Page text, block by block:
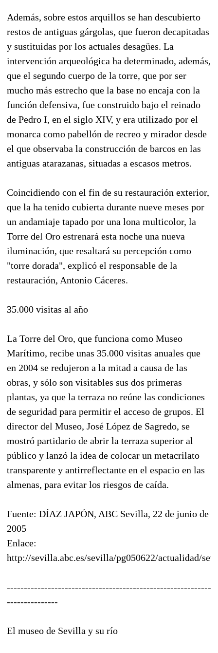
Además, sobre estos arquillos se han descubierto
restos de antiguas gárgolas, que fueron decapitadas
y sustituidas por los actuales desagües. La
intervención arqueológica ha determinado, además,
que el segundo cuerpo de la torre, que por ser
mucho más estrecho que la base no encaja con la
función defensiva, fue construido bajo el reinado
de Pedro I, en el siglo XIV, y era utilizado por el
monarca como pabellón de recreo y mirador desde
el que observaba la construcción de barcos en las
antiguas atarazanas, situadas a escasos metros.
Coincidiendo con el fin de su restauración exterior,
que la ha tenido cubierta durante nueve meses por
un andamiaje tapado por una lona multicolor, la
Torre del Oro estrenará esta noche una nueva
iluminación, que resaltará su percepción como
"torre dorada", explicó el responsable de la
restauración, Antonio Cáceres.
35.000 visitas al año
La Torre del Oro, que funciona como Museo
Marítimo, recibe unas 35.000 visitas anuales que
en 2004 se redujeron a la mitad a causa de las
obras, y sólo son visitables sus dos primeras
plantas, ya que la terraza no reúne las condiciones
de seguridad para permitir el acceso de grupos. El
director del Museo, José López de Sagredo, se
mostró partidario de abrir la terraza superior al
público y lanzó la idea de colocar un metacrilato
transparente y antirreflectante en el espacio en las
almenas, para evitar los riesgos de caída.
Fuente: DÍAZ JAPÓN, ABC Sevilla, 22 de junio de
2005
Enlace:
http://sevilla.abc.es/sevilla/pg050622/actualidad/
------------------------------------------------------------
---------------
El museo de Sevilla y su río